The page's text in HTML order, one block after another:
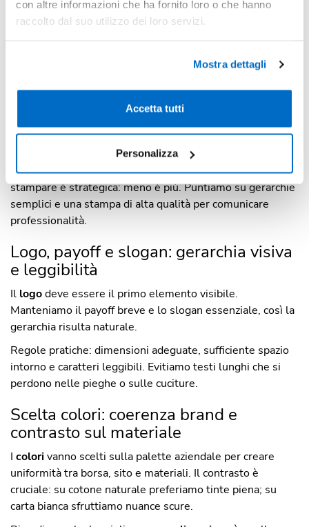
con altre informazioni che ha fornito loro o che hanno
raccolto dal suo utilizzo dei loro servizi.
Mostra dettagli
Accetta tutti
Personalizza
al materiale si massimizza lapraticitàe si favorisce il
riutilizzo.
(spalla, mano, mezzi pubblici) prima di decidere il
Shopper personalizzate logo: cosa
stampare per massimizzare l’impatto
Una grafica chiara trasforma la borsa in un messaggio
che si legge da lontano.Per le PMI la scelta di cosa
stampare è strategica: meno è più. Puntiamo su gerarchie
semplici e una stampa di alta qualità per comunicare
professionalità.
Logo, payoff e slogan: gerarchia visiva
e leggibilità
Il logodeve essere il primo elemento visibile.
Manteniamo il payoff breve e lo slogan essenziale, così la
gerarchia risulta naturale.
Regole pratiche: dimensioni adeguate, sufficiente spazio
intorno e caratteri leggibili. Evitiamo testi lunghi che si
perdono nelle pieghe o sulle cuciture.
Scelta colori: coerenza brand e
contrasto sul materiale
I colorivanno scelti sulla palette aziendale per creare
uniformità tra borsa, sito e materiali. Il contrasto è
cruciale: su cotone naturale preferiamo tinte piena; su
carta bianca sfruttiamo nuance scure.